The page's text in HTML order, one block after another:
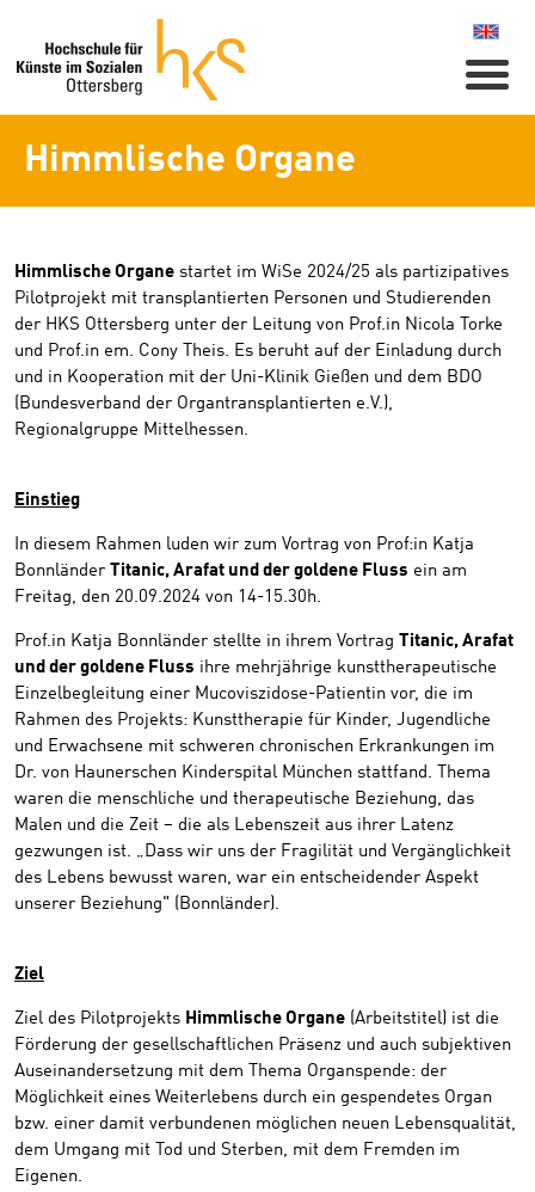
Himmlische Organe
Himmlische Organe startet im WiSe 2024/25 als partizipatives
Pilotprojekt mit transplantierten Personen und Studierenden
der HKS Ottersberg unter der Leitung von Prof.in Nicola Torke
und Prof.in em. Cony Theis. Es beruht auf der Einladung durch
und in Kooperation mit der Uni-Klinik Gießen und dem BDO
(Bundesverband der Organtransplantierten e.V.),
Regionalgruppe Mittelhessen.
Einstieg
In diesem Rahmen luden wir zum Vortrag von Prof:in Katja
Bonnländer Titanic, Arafat und der goldene Fluss ein am
Freitag, den 20.09.2024 von 14-15.30h.
Prof.in Katja Bonnländer stellte in ihrem Vortrag Titanic, Arafat
und der goldene Fluss ihre mehrjährige kunsttherapeutische
Einzelbegleitung einer Mucoviszidose-Patientin vor, die im
Rahmen des Projekts: Kunsttherapie für Kinder, Jugendliche
und Erwachsene mit schweren chronischen Erkrankungen im
Dr. von Haunerschen Kinderspital München stattfand. Thema
waren die menschliche und therapeutische Beziehung, das
Malen und die Zeit – die als Lebenszeit aus ihrer Latenz
gezwungen ist. „Dass wir uns der Fragilität und Vergänglichkeit
des Lebens bewusst waren, war ein entscheidender Aspekt
unserer Beziehung" (Bonnländer).
Ziel
Ziel des Pilotprojekts Himmlische Organe (Arbeitstitel) ist die
Förderung der gesellschaftlichen Präsenz und auch subjektiven
Auseinandersetzung mit dem Thema Organspende: der
Möglichkeit eines Weiterlebens durch ein gespendetes Organ
bzw. einer damit verbundenen möglichen neuen Lebensqualität,
dem Umgang mit Tod und Sterben, mit dem Fremden im
Eigenen.